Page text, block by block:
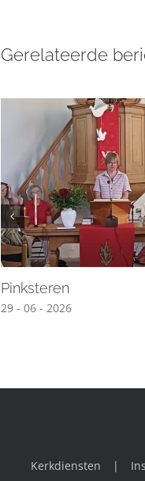
Gerelateerde
Pinksteren
29 - 06 - 2026
Kerkdiensten